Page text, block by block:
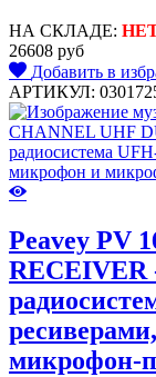
НА СКЛАДЕ:
26608 руб
Добавить в
АРТИКУЛ:
Peavey PV
RECEIVER
микрофон-